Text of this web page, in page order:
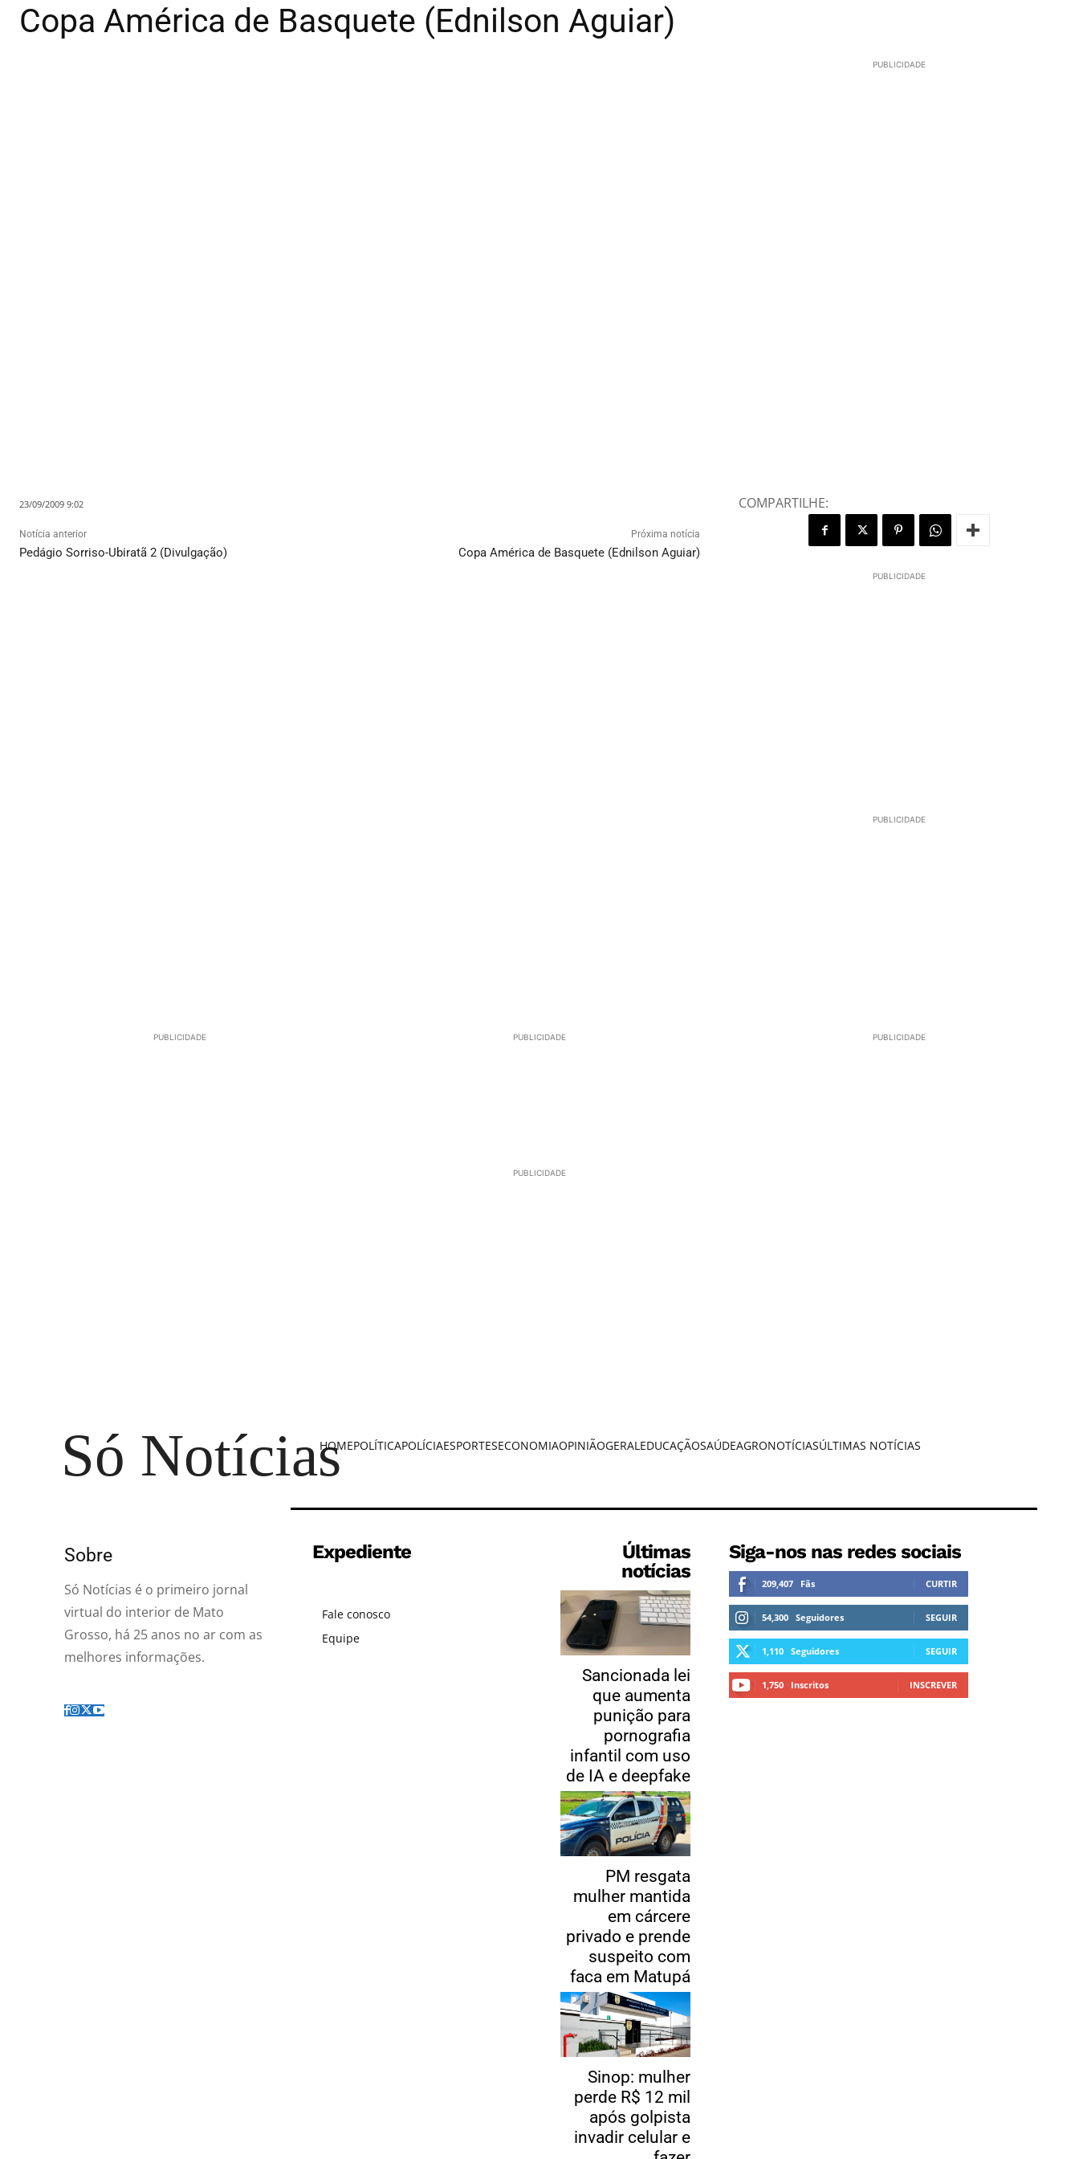
Copa América de Basquete (Ednilson Aguiar)
PUBLICIDADE
23/09/2009 9:02
Notícia anterior
Pedágio Sorriso-Ubiratã 2 (Divulgação)
Próxima notícia
Copa América de Basquete (Ednilson Aguiar)
COMPARTILHE:
PUBLICIDADE
PUBLICIDADE
PUBLICIDADE PUBLICIDADE PUBLICIDADE
PUBLICIDADE
Só Notícias
HOMEPOLÍTICAPOLÍCIAESPORTESECONOMIAOPINIÃOGERALEDUCAÇÃOSAÚDEAGRONOTÍCIASÚLTIMAS NOTÍCIAS
Sobre
Só Notícias é o primeiro jornal
virtual do interior de Mato
Grosso, há 25 anos no ar com as
melhores informações.
Expediente
Fale conosco
Equipe
Últimas
notícias
Sancionada lei
que aumenta
punição para
pornografia
infantil com uso
de IA e deepfake
PM resgata
mulher mantida
em cárcere
privado e prende
suspeito com
faca em Matupá
Sinop: mulher
perde R$ 12 mil
após golpista
invadir celular e
Siga-nos nas redes sociais
209,407 Fãs CURTIR
54,300 Seguidores SEGUIR
1,110 Seguidores SEGUIR
1,750 Inscritos INSCREVER